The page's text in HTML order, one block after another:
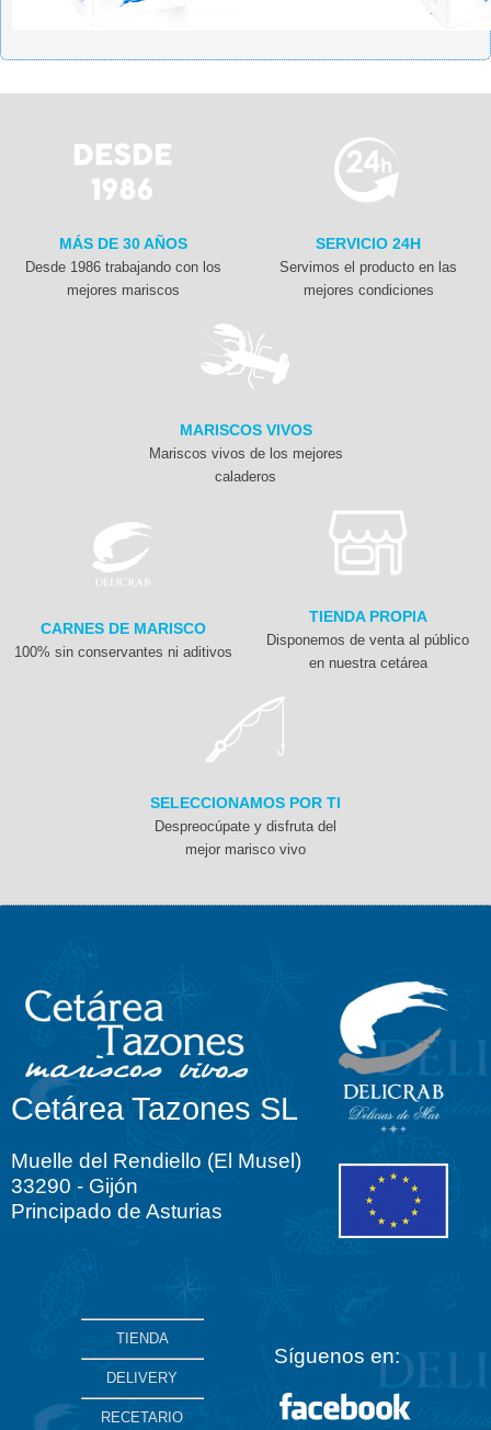
MÁS DE 30 AÑOS
Desde 1986 trabajando con los
mejores mariscos
SERVICIO 24H
Servimos el producto en las
mejores condiciones
MARISCOS VIVOS
Mariscos vivos de los mejores
caladeros
CARNES DE MARISCO
100% sin conservantes ni aditivos
TIENDA PROPIA
Disponemos de venta al público
en nuestra cetárea
SELECCIONAMOS POR TI
Despreocúpate y disfruta del
mejor marisco vivo
Cetárea Tazones SL
Muelle del Rendiello (El Musel)
33290 - Gijón
Principado de Asturias
TIENDA
DELIVERY
RECETARIO
Síguenos en: